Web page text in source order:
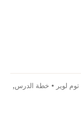
توم لوير • خطة الدرس,